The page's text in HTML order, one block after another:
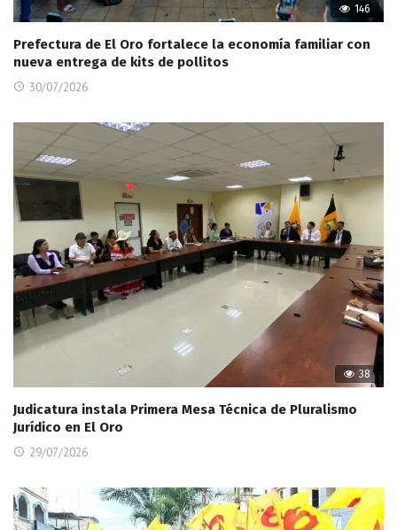
146
Prefectura de El Oro fortalece la economía familiar con
nueva entrega de kits de pollitos
30/07/2026
38
Judicatura instala Primera Mesa Técnica de Pluralismo
Jurídico en El Oro
29/07/2026